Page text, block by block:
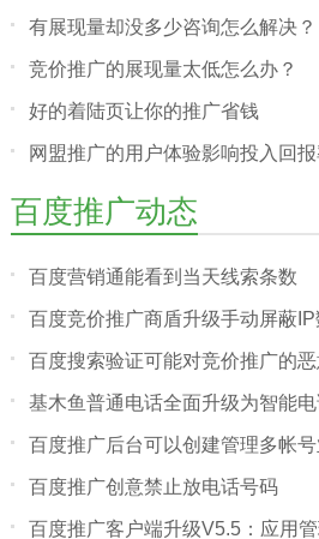
有展现量却没多少咨询怎么解决？
竞价推广的展现量太低怎么办？
好的着陆页让你的推广省钱
网盟推广的用户体验影响投入回
百度推广动态
百度营销通能看到当天线索条数
百度竞价推广商盾升级手动屏蔽
百度搜索验证可能对竞价推广的
基木鱼普通电话全面升级为智能
百度推广后台可以创建管理多帐
百度推广创意禁止放电话号码
百度推广客户端升级V5.5：应用